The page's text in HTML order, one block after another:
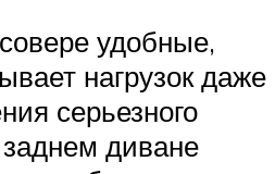
удобные,
нагрузок даже
серьезного
диване